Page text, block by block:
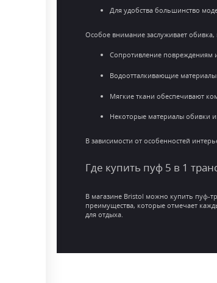
Для удобства большинство
Особое внимание заслуживает
Сопротивление повреждениям
Водоотталкивающие
Мягкие ткани обеспечивают
Некоторые материалы обивки
В зависимости от особенностей
Где купить пуф 5 в 1
В магазине Bristol можно купить пуф-
преимущества, которые отмечает
для отдыха.